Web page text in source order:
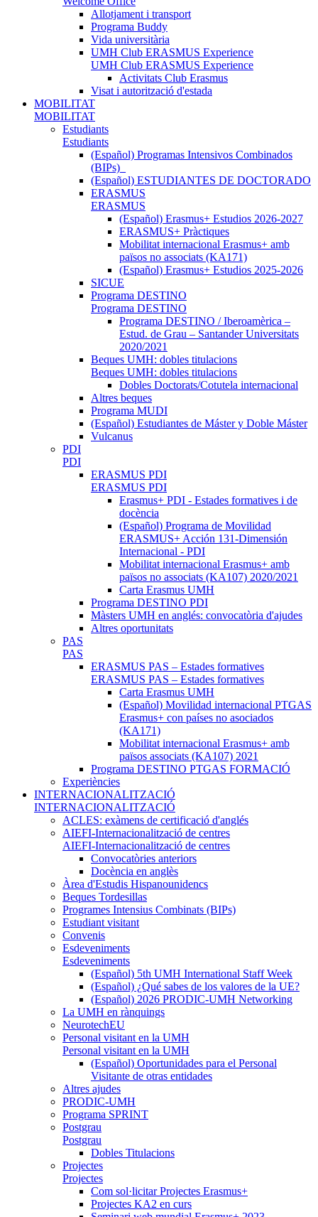
Allotjament i transport
Programa Buddy
Vida universitària
UMH Club ERASMUS Experience
UMH Club ERASMUS Experience
Activitats Club Erasmus
Visat i autorització d'estada
MOBILITAT
MOBILITAT
Estudiants
Estudiants
(Español) Programas Intensivos Combinados
(BIPs)_
(Español) ESTUDIANTES DE DOCTORADO
ERASMUS
ERASMUS
(Español) Erasmus+ Estudios 2026-2027
ERASMUS+ Pràctiques
Mobilitat internacional Erasmus+ amb
països no associats (KA171)
(Español) Erasmus+ Estudios 2025-2026
SICUE
Programa DESTINO
Programa DESTINO
Programa DESTINO / Iberoamèrica –
Estud. de Grau – Santander Universitats
2020/2021
Beques UMH: dobles titulacions
Beques UMH: dobles titulacions
Dobles Doctorats/Cotutela internacional
Altres beques
Programa MUDI
(Español) Estudiantes de Máster y Doble Máster
Vulcanus
PDI
PDI
ERASMUS PDI
ERASMUS PDI
Erasmus+ PDI - Estades formatives i de
docència
(Español) Programa de Movilidad
ERASMUS+ Acción 131-Dimensión
Internacional - PDI
Mobilitat internacional Erasmus+ amb
països no associats (KA107) 2020/2021
Carta Erasmus UMH
Programa DESTINO PDI
Màsters UMH en anglés: convocatòria d'ajudes
Altres oportunitats
PAS
PAS
ERASMUS PAS – Estades formatives
ERASMUS PAS – Estades formatives
Carta Erasmus UMH
(Español) Movilidad internacional PTGAS
Erasmus+ con países no asociados
(KA171)
Mobilitat internacional Erasmus+ amb
països associats (KA107) 2021
Programa DESTINO PTGAS FORMACIÓ
Experiències
INTERNACIONALITZACIÓ
INTERNACIONALITZACIÓ
ACLES: exàmens de certificació d'anglés
AIEFI-Internacionalització de centres
AIEFI-Internacionalització de centres
Convocatòries anteriors
Docència en anglès
Àrea d'Estudis Hispanounidencs
Beques Tordesillas
Programes Intensius Combinats (BIPs)
Estudiant visitant
Convenis
Esdeveniments
Esdeveniments
(Español) 5th UMH International Staff Week
(Español) ¿Qué sabes de los valores de la UE?
(Español) 2026 PRODIC-UMH Networking
La UMH en rànquings
NeurotechEU
Personal visitant en la UMH
Personal visitant en la UMH
(Español) Oportunidades para el Personal
Visitante de otras entidades
Altres ajudes
PRODIC-UMH
Programa SPRINT
Postgrau
Postgrau
Dobles Titulacions
Projectes
Projectes
Com sol·licitar Projectes Erasmus+
Projectes KA2 en curs